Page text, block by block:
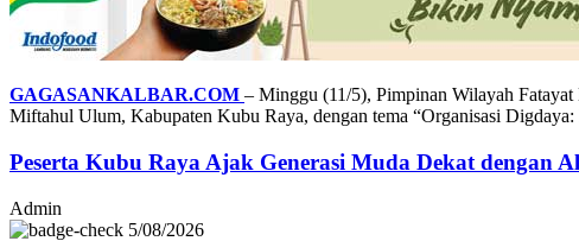
GAGASANKALBAR.COM – Minggu (11/5), Pimpinan Wilayah
Miftahul Ulum, Kabupaten Kubu Raya, dengan tema “Organisasi Digdaya:
Peserta Kubu Raya Ajak Generasi Muda Dekat dengan
Admin
5/08/2026